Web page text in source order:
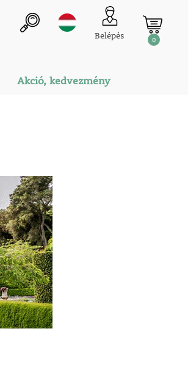
Belépés 0
Akció, kedvezmény